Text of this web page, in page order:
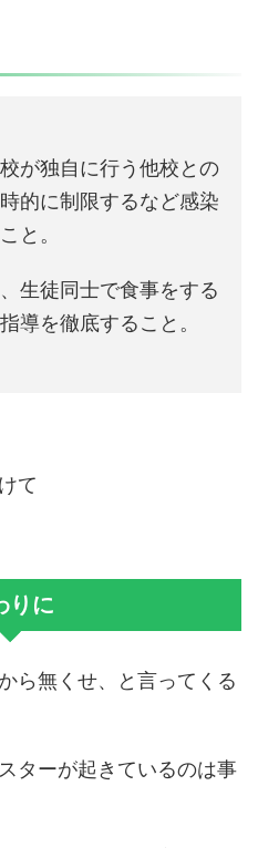
が独自に行う他校との
的に制限するなど感染
と。
生徒同士で食事をする
導を徹底すること。
て
りに
ら無くせ、と言ってくる
ターが起きているのは事